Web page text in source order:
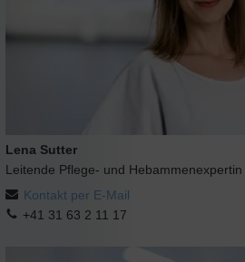
Lena Sutter
Leitende Pflege- und Hebammenexpertin
Kontakt per E-Mail
+41 31 63 2 11 17